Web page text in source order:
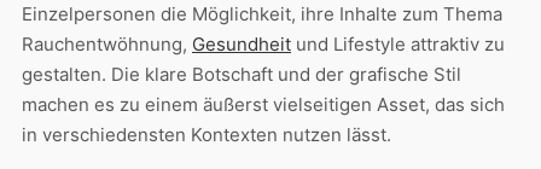
Einzelpersonen die Möglichkeit, ihre Inhalte zum Thema
Rauchentwöhnung, Gesundheit und Lifestyle attraktiv zu
gestalten. Die klare Botschaft und der grafische Stil
machen es zu einem äußerst vielseitigen Asset, das sich
in verschiedensten Kontexten nutzen lässt.